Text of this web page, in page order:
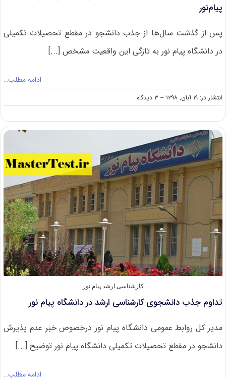
پیام‌نور
پس از گذشت سال‌ها از جذب دانشجو در مقطع تحصیلات تکمیلی
در دانشگاه پیام نور به تازگی این واقعیت مشخص [...]
ادامه مطلب…
انتشار در: ۱۹ آبان, ۱۳۹۸ -- ۳ دیدگاه
on
سرنوشت
جذب
کارشناسی
ارشد
در
دانشگاه
پیام‌نور
کارشناسی ارشد پیام نور
تداوم جذب دانشجوی کارشناسی ارشد در دانشگاه پیام نور
مدیر کل روابط عمومی دانشگاه پیام نور درخصوص خبر عدم پذیرش
دانشجو در مقطع تحصیلات تکمیلی دانشگاه پیام نور توضیح [...]
ادامه مطلب…